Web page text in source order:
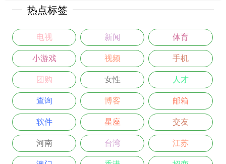
热点标签
电视 新闻 体育
小游戏 视频 手机
团购 女性 人才
查询 博客 邮箱
软件 星座 交友
河南 台湾 江苏